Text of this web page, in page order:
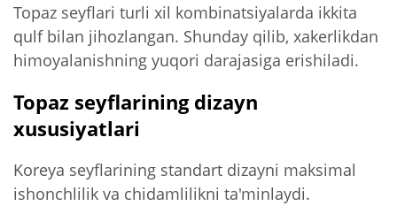
Topaz seyflari turli xil kombinatsiyalarda ikkita
qulf bilan jihozlangan. Shunday qilib, xakerlikdan
himoyalanishning yuqori darajasiga erishiladi.
Topaz seyflarining dizayn
xususiyatlari
Koreya seyflarining standart dizayni maksimal
ishonchlilik va chidamlilikni ta'minlaydi.